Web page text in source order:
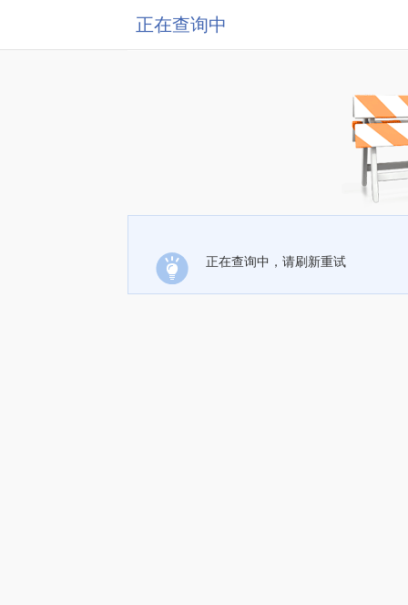
正在查询中
正在查询中，请刷新重试